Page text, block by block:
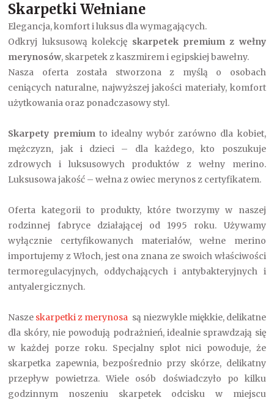
Skarpetki Wełniane
Elegancja, komfort i luksus dla wymagających.
Odkryj luksusową kolekcję skarpetek premium z wełny
merynosów, skarpetek z kaszmirem i egipskiej bawełny.
Nasza oferta została stworzona z myślą o osobach
ceniących naturalne, najwyższej jakości materiały, komfort
użytkowania oraz ponadczasowy styl.
Skarpety premiumto idealny wybór zarówno dla kobiet,
mężczyzn, jak i dzieci – dla każdego, kto poszukuje
zdrowych i luksusowych produktów z wełny merino.
Luksusowa jakość – wełna z owiec merynos z certyfikatem.
Oferta kategorii to produkty, które tworzymy w naszej
rodzinnej fabryce działającej od 1995 roku. Używamy
wyłącznie certyfikowanych materiałów, wełne merino
importujemy z Włoch, jest ona znana ze swoich właściwości
termoregulacyjnych, oddychających i antybakteryjnych i
antyalergicznych.
Nasze skarpetki z merynosa są niezwykle miękkie, delikatne
dla skóry, nie powodują podrażnień, idealnie sprawdzają się
w każdej porze roku. Specjalny splot nici powoduje, że
skarpetka zapewnia, bezpośrednio przy skórze, delikatny
przepływ powietrza. Wiele osób doświadczyło po kilku
godzinnym noszeniu skarpetek odcisku w miejscu